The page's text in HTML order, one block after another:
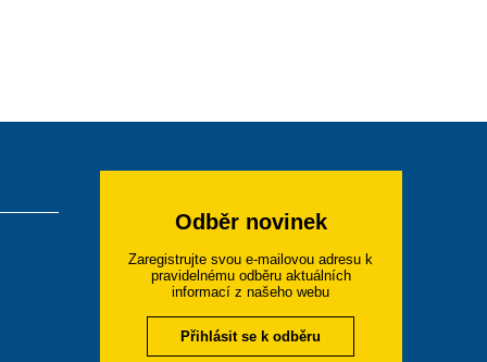
Odběr novinek
Zaregistrujte svou e-mailovou adresu k
pravidelnému odběru aktuálních
informací z našeho webu
Přihlásit se k odběru